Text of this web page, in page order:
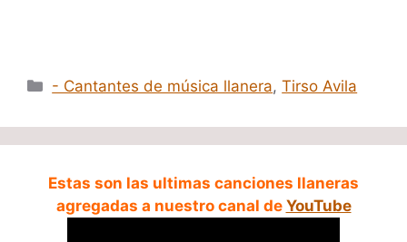
Categorías
- Cantantes de música llanera,Tirso Avila
Estas son las ultimas canciones llaneras
agregadas a nuestro canal de YouTube